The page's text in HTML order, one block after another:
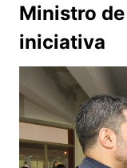
Ministro
iniciativa